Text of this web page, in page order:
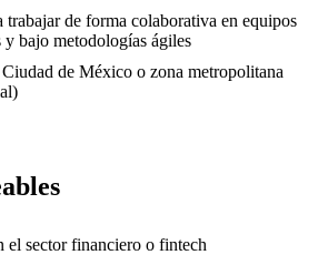
trabajar de forma colaborativa en equipos
bajo metodologías ágiles
de México o zona metropolitana
el sector financiero o fintech